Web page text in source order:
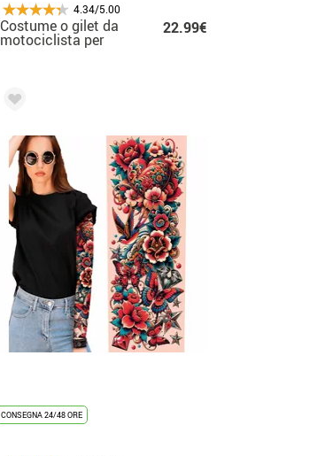
4.34/5.00
Costume o gilet da
motociclista per
22.99€
CONSEGNA 24/48 ORE